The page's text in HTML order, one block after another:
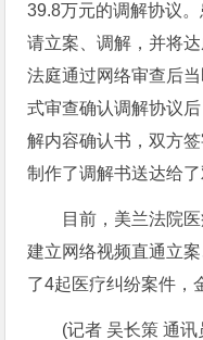
39.8万元的调解协议
请立案、调解，并将
法庭通过网络审查后
式审查确认调解协议
解内容确认书，双方
制作了调解书送达给了
目前，美兰法院
建立网络视频直通立
了4起医疗纠纷案件，
(记者 吴长策 通讯